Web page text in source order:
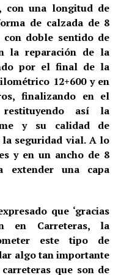
con una longitud de
de calzada de 8
doble sentido de
la reparación de la
por el final de la
12+600 y en
finalizando en el
así la
y su calidad de
la seguridad vial. A lo
y en un ancho de 8
extender una capa
que ‘gracias
en Carreteras, la
este tipo de
algo tan importante
que son de